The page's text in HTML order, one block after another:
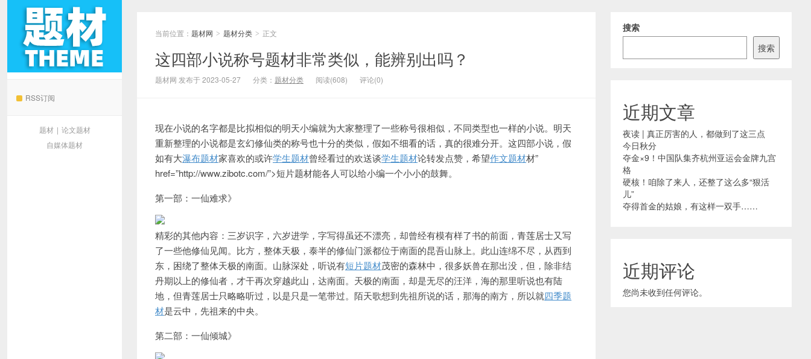
RSS订阅
题材 | 论文题材
自媒体题材
当前位置： 题材网 > 题材分类 > 正文
这四部小说称号题材非常类似，能辨别出吗？
题材网 发布于 2023-05-27 分类： 题材分类 阅读(608) 评论(0)
现在小说的名字都是比拟相似的明天小编就为大家整理了一些称号很相似，不同类型也一样的小说。明天
重新整理的小说都是玄幻修仙类的称号也十分的类似，假如不细看的话，真的很难分开。这四部小说，假
如有大瀑布题材家喜欢的或许学生题材曾经看过的欢送谈学生题材论转发点赞，希望作文题材材”
href=”http://www.zibotc.com/”>短片题材能各人可以给小编一个小小的鼓舞。
第一部：一仙难求》
精彩的其他内容：三岁识字，六岁进学，字写得虽还不漂亮，却曾经有模有样了书的前面，青莲居士又写
了一些他修仙见闻。 比方，整体天极，泰半的修仙门派都位于南面的昆吾山脉上。此山连绵不尽，从西到
东，困绕了整体天极的南面。山脉深处，听说有短片题材茂密的森林中，很多妖兽在那出没，但，除非结
丹期以上的修仙者，才干再次穿越此山，达南面。 天极的南面，却是无尽的汪洋，海的那里听说也有陆
地，但青莲居士只略略听过，以是只是一笔带过。 陌天歌想到先祖所说的话，那海的南方，所以就四季题
材是云中，先祖来的中央。
第二部：一仙倾城》
搜索
搜索
近期文章
夜读 | 真正厉害的人，都做到了这三点
今日秋分
夺金×9！中国队集齐杭州亚运会金牌九宫
格
硬核！咱除了来人，还整了这么多“狠活
儿”
夺得首金的姑娘，有这样一双手……
近期评论
您尚未收到任何评论。